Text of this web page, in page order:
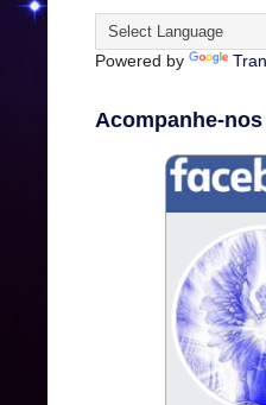
Powered by
Acompanhe-